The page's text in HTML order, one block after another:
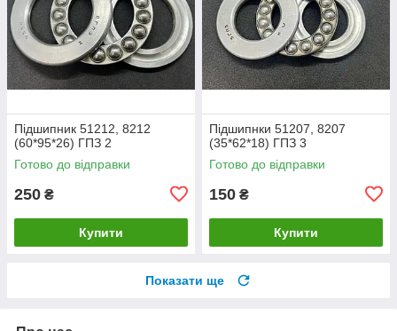
Підшипник 51212, 8212
(60*95*26) ГПЗ 2
Готово до відправки
250 ₴
Купити
Підшипнки 51207, 8207
(35*62*18) ГПЗ 3
Готово до відправки
150 ₴
Купити
Показати ще